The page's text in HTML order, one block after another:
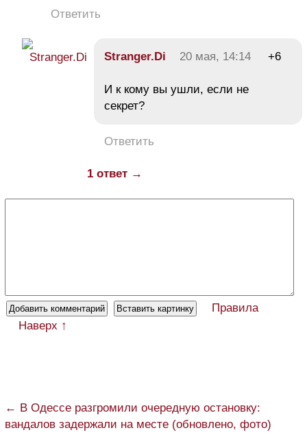
Ответить
Stranger.Di 20 мая, 14:14 +6
И к кому вы ушли, если не
секрет?
Ответить
1 ответ →
Правила
Наверх ↑
← В Одессе разгромили очередную остановку:
вандалов задержали на месте (обновлено, фото)